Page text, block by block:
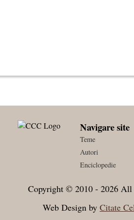
Navigare site
Teme
Autori
Enciclopedie
Copyright © 2010 - 2026 All
Web Design by Citate